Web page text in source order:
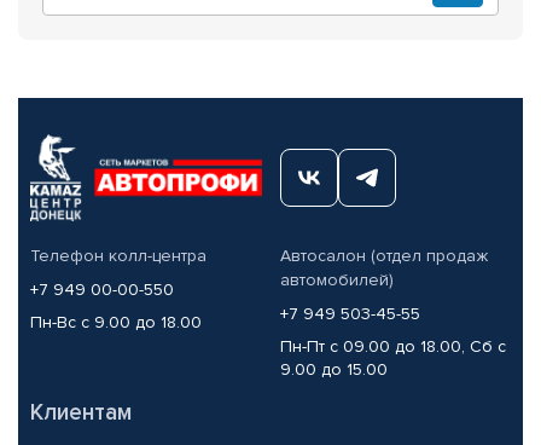
Телефон колл-центра
+7 949 00-00-550
Пн-Вс с 9.00 до 18.00
Автосалон (отдел продаж
автомобилей)
+7 949 503-45-55
Пн-Пт с 09.00 до 18.00, Сб с
9.00 до 15.00
Клиентам